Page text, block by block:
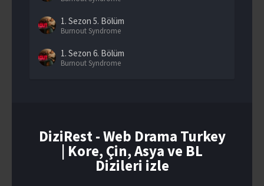
1. Sezon 5. Bölüm
Burnout Syndrome
1. Sezon 6. Bölüm
Burnout Syndrome
1. Sezon9. Bölüm
Burnout Syndrome
DiziRest - Web Drama Turkey
| Kore, Çin, Asya ve BL
Dizileri izle